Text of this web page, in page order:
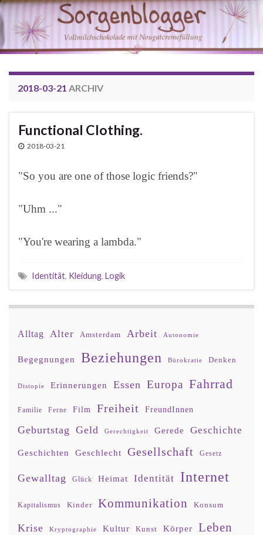
2018-03-21 ARCHIV
Functional Clothing.
2018-03-21
"So you are one of those logic friends?"
"Uhm ..."
"You're wearing a lambda."
Identität, Kleidung, Logik
Alltag Alter Amsterdam Arbeit Autonomie
Begegnungen Beziehungen Bürokratie Denken
Distopie Erinnerungen Essen Europa Fahrrad
Familie Ferne Film Freiheit FreundInnen
Geburtstag Geld Gerechtigkeit Gerede Geschichte
Geschichten Geschlecht Gesellschaft Gesetz
Gewalltag Glück Heimat Identität Internet
Kapitalismus Kinder Kommunikation Konsum
Krise Kryptographie Kultur Kunst Körper Leben